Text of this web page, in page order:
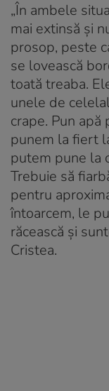
„În ambele
mai extinsă și
prosop, peste
se lovească
toată treaba.
unele de
crape. Pun apă
punem la fiert
putem pune la
Trebuie să
pentru
întoarcem, le
răcească și
Cristea.